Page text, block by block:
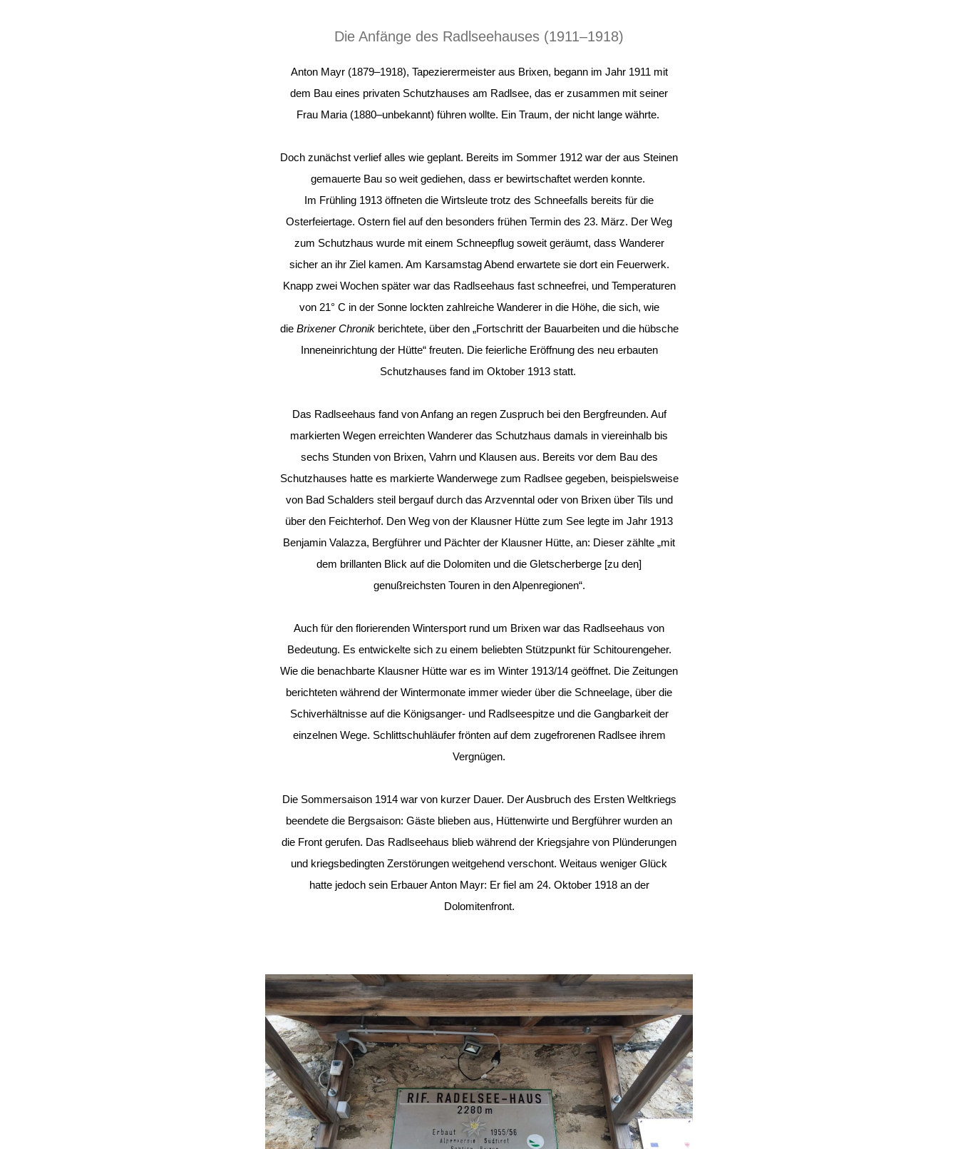
Die Anfänge des Radlseehauses (1911–1918)
Anton Mayr (1879–1918), Tapezierermeister aus Brixen, begann im Jahr 1911 mit
dem Bau eines privaten Schutzhauses am Radlsee, das er zusammen mit seiner
Frau Maria (1880–unbekannt) führen wollte. Ein Traum, der nicht lange währte.
Doch zunächst verlief alles wie geplant. Bereits im Sommer 1912 war der aus Steinen
gemauerte Bau so weit gediehen, dass er bewirtschaftet werden konnte.
Im Frühling 1913 öffneten die Wirtsleute trotz des Schneefalls bereits für die
Osterfeiertage. Ostern fiel auf den besonders frühen Termin des 23. März. Der Weg
zum Schutzhaus wurde mit einem Schneepflug soweit geräumt, dass Wanderer
sicher an ihr Ziel kamen. Am Karsamstag Abend erwartete sie dort ein Feuerwerk.
Knapp zwei Wochen später war das Radlseehaus fast schneefrei, und Temperaturen
von 21° C in der Sonne lockten zahlreiche Wanderer in die Höhe, die sich, wie
die Brixener Chronikberichtete, über den „Fortschritt der Bauarbeiten und die hübsche
Inneneinrichtung der Hütte“ freuten. Die feierliche Eröffnung des neu erbauten
Schutzhauses fand im Oktober 1913 statt.
Das Radlseehaus fand von Anfang an regen Zuspruch bei den Bergfreunden. Auf
markierten Wegen erreichten Wanderer das Schutzhaus damals in viereinhalb bis
sechs Stunden von Brixen, Vahrn und Klausen aus. Bereits vor dem Bau des
Schutzhauses hatte es markierte Wanderwege zum Radlsee gegeben, beispielsweise
von Bad Schalders steil bergauf durch das Arzvenntal oder von Brixen über Tils und
über den Feichterhof. Den Weg von der Klausner Hütte zum See legte im Jahr 1913
Benjamin Valazza, Bergführer und Pächter der Klausner Hütte, an: Dieser zählte „mit
dem brillanten Blick auf die Dolomiten und die Gletscherberge [zu den]
genußreichsten Touren in den Alpenregionen“.
Auch für den florierenden Wintersport rund um Brixen war das Radlseehaus von
Bedeutung. Es entwickelte sich zu einem beliebten Stützpunkt für Schitourengeher.
Wie die benachbarte Klausner Hütte war es im Winter 1913/14 geöffnet. Die Zeitungen
berichteten während der Wintermonate immer wieder über die Schneelage, über die
Schiverhältnisse auf die Königsanger- und Radlseespitze und die Gangbarkeit der
einzelnen Wege. Schlittschuhläufer frönten auf dem zugefrorenen Radlsee ihrem
Vergnügen.
Die Sommersaison 1914 war von kurzer Dauer. Der Ausbruch des Ersten Weltkriegs
beendete die Bergsaison: Gäste blieben aus, Hüttenwirte und Bergführer wurden an
die Front gerufen. Das Radlseehaus blieb während der Kriegsjahre von Plünderungen
und kriegsbedingten Zerstörungen weitgehend verschont. Weitaus weniger Glück
hatte jedoch sein Erbauer Anton Mayr: Er fiel am 24. Oktober 1918 an der
Dolomitenfront.